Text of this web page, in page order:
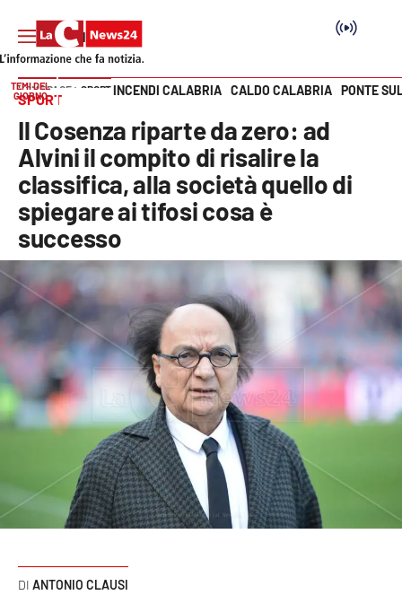
SEZIONI
Cronaca
Politica
Attualità
Economia e lavoro
Italia Mondo
Sanità
Cultura
Vai
TEMI DEL
GIORNO
INCENDI CALABRIA CALDO CALABRIA PONTE
HOME PAGE SPORT
SPORT
Il Cosenza riparte da zero: ad
Alvini il compito di risalire la
classifica, alla società quello di
spiegare ai tifosi cosa è
successo
ANTONIO CLAUSI